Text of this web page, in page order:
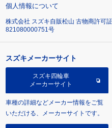
個人情報について
株式会社 スズキ自販松山 古物商許可
821080000751号
スズキメーカーサイト
スズキ四輪車
メーカーサイト
車種の詳細などメーカー情報をご覧
いただける、メーカーサイトです。